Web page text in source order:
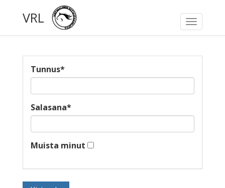
Toggle
VRL
Tunnus*
Salasana*
Muista minut